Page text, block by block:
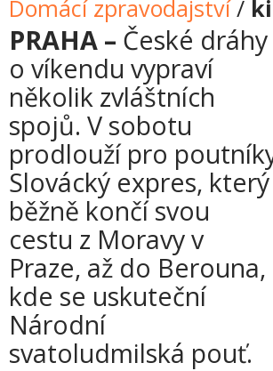
Domácí zpravodajství/
PRAHA – České dráhy
o víkendu vypraví
několik zvláštních
spojů. V sobotu
prodlouží pro
Slovácký expres, který
běžně končí svou
cestu z Moravy v
Praze, až do Berouna,
kde se uskuteční
Národní
svatoludmilská pouť.